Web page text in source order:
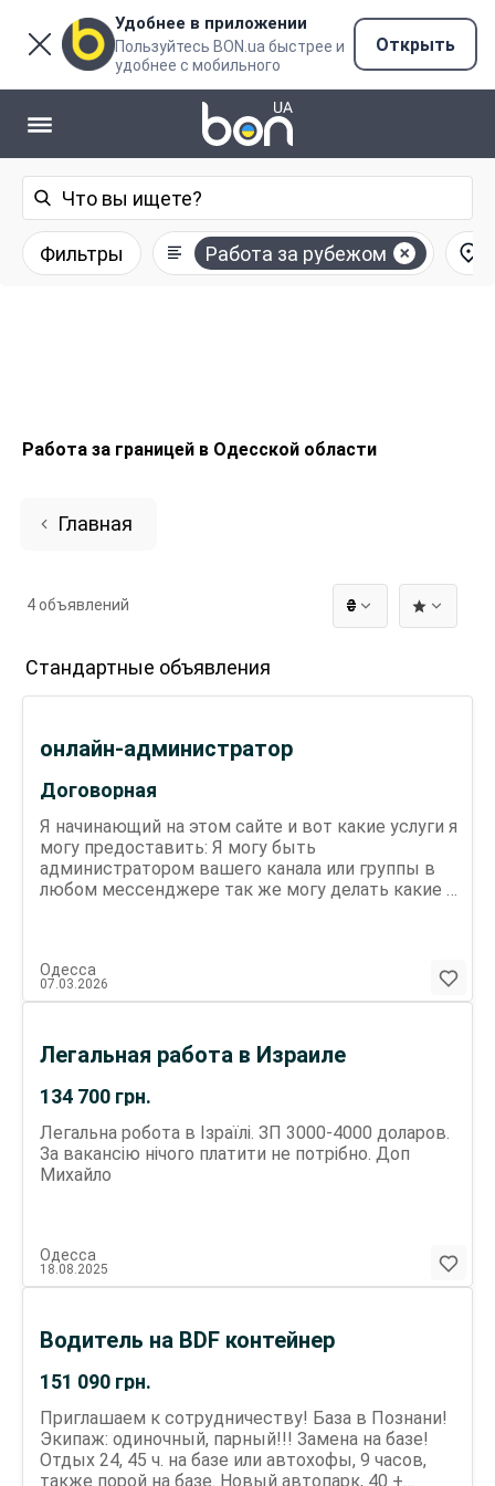
Удобнее в приложении
Пользуйтесь BON.ua быстрее и
удобнее с мобильного
Открыть
Фильтры Работа за рубежом
Работа за границей в Одесской области
Главная
₴
4 объявлений
Стандартные объявления
Договорная
онлайн-администратор
Я начинающий на этом сайте и вот какие услуги я
могу предоставить: Я могу быть
администратором вашего канала или группы в
любом мессенджере так же могу делать какие то
язык
Одесса
07.03.2026
134 700 грн.
Легальная работа в Израиле
Легальна робота в Ізраїлі. ЗП 3000-4000 доларов.
За вакансію нічого платити не потрібно. Доп
Михайло
Одесса
18.08.2025
151 090 грн.
Водитель на BDF контейнер
Приглашаем к сотрудничеству! База в Познани!
Экипаж: одиночный, парный!!! Замена на базе!
Отдых 24, 45 ч. на базе или автохофы, 9 часов,
также порой на базе. Новый автопарк, 40 +